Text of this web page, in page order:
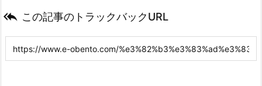
 この記事のトラックバックURL